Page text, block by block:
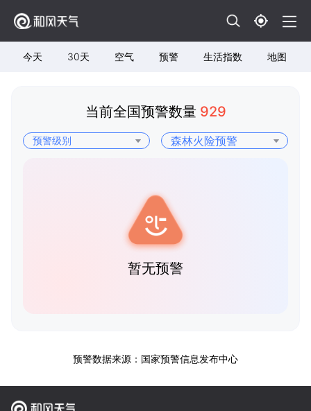
今天 30天 空气 预警 生活指数 地图
当前全国预警数量 929
暂无预警
预警数据来源：国家预警信息发布中心